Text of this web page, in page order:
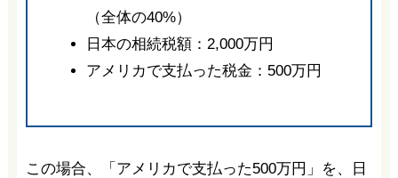
（全体の40%）
日本の相続税額：2,000万円
アメリカで支払った税金：500万円
この場合、「アメリカで支払った500万円」を、日